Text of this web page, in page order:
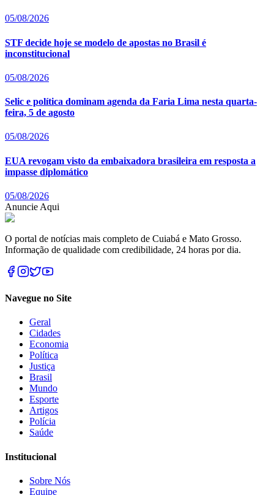
05/08/2026
STF decide hoje se modelo de apostas no Brasil é
inconstitucional
05/08/2026
Selic e política dominam agenda da Faria Lima nesta quarta-
feira, 5 de agosto
05/08/2026
EUA revogam visto da embaixadora brasileira em resposta a
impasse diplomático
05/08/2026
Anuncie Aqui
O portal de notícias mais completo de Cuiabá e Mato Grosso.
Informação de qualidade com credibilidade, 24 horas por dia.
Navegue no Site
Geral
Cidades
Economia
Política
Justiça
Brasil
Mundo
Esporte
Artigos
Polícia
Saúde
Institucional
Sobre Nós
Equipe